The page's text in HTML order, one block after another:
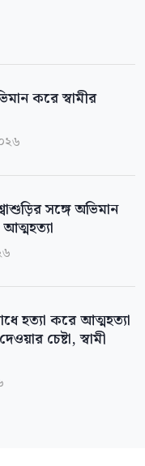
করে স্বামীর
সঙ্গে অভিমান
হত্যা করে আত্মহত্যা
চেষ্টা, স্বামী